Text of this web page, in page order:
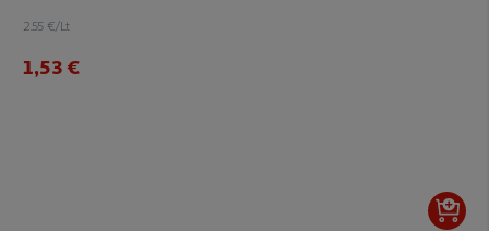
2.55 €/Lt
1,53 €